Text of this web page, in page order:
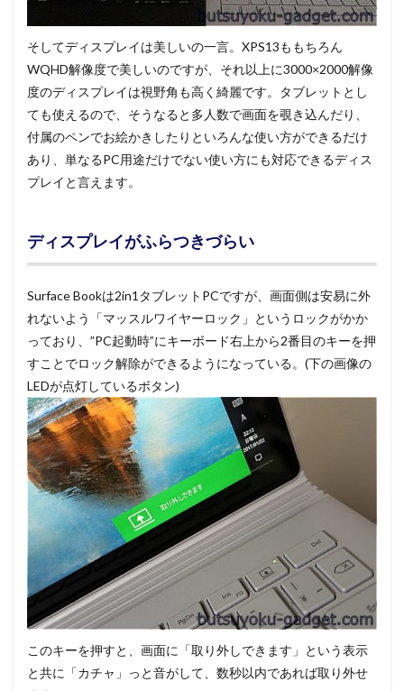
そしてディスプレイは美しいの一言。XPS13ももちろん
WQHD解像度で美しいのですが、それ以上に3000×2000解像
度のディスプレイは視野角も高く綺麗です。タブレットとし
ても使えるので、そうなると多人数で画面を覗き込んだり、
付属のペンでお絵かきしたりといろんな使い方ができるだけ
あり、単なるPC用途だけでない使い方にも対応できるディス
プレイと言えます。
ディスプレイがふらつきづらい
Surface Bookは2in1タブレットPCですが、画面側は安易に外
れないよう「マッスルワイヤーロック」というロックがかか
っており、”PC起動時”にキーボード右上から2番目のキーを押
すことでロック解除ができるようになっている。(下の画像の
LEDが点灯しているボタン)
このキーを押すと、画面に「取り外しできます」という表示
と共に「カチャ」っと音がして、数秒以内であれば取り外せ